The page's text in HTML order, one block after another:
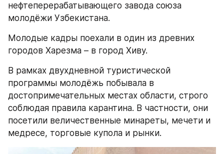
нефтеперерабатывающего завода союза
молодёжи Узбекистана.
Молодые кадры поехали в один из древних
городов Харезма – в город Хиву.
В рамках двухдневной туристической
программы молодёжь побывала в
достопримечательных местах области, строго
соблюдая правила карантина. В частности, они
посетили величественные минареты, мечети и
медресе, торговые купола и рынки.